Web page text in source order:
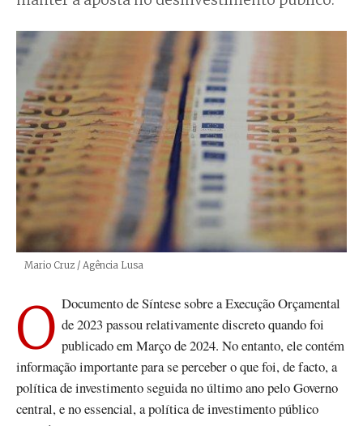
Créditos
Mario Cruz / Agência Lusa
O Documento de Síntese sobre a Execução Orçamental de 2023 passou relativamente discreto quando foi
publicado em Março de 2024. No entanto, ele contém
informação importante para se perceber o que foi, de facto, a
política de investimento seguida no último ano pelo Governo
central, e no essencial, a política de investimento público